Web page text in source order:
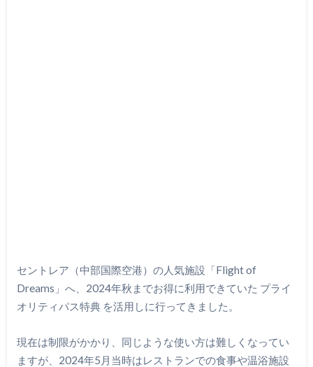
セントレア（中部国際空港）の人気施設「Flight of
Dreams」へ、2024年秋までお得に利用できていた プライ
オリティパス特典 を活用しに行ってきました。
現在は制限がかかり、同じような使い方は難しくなってい
ますが、2024年5月当時はレストランでの食事や温浴施設